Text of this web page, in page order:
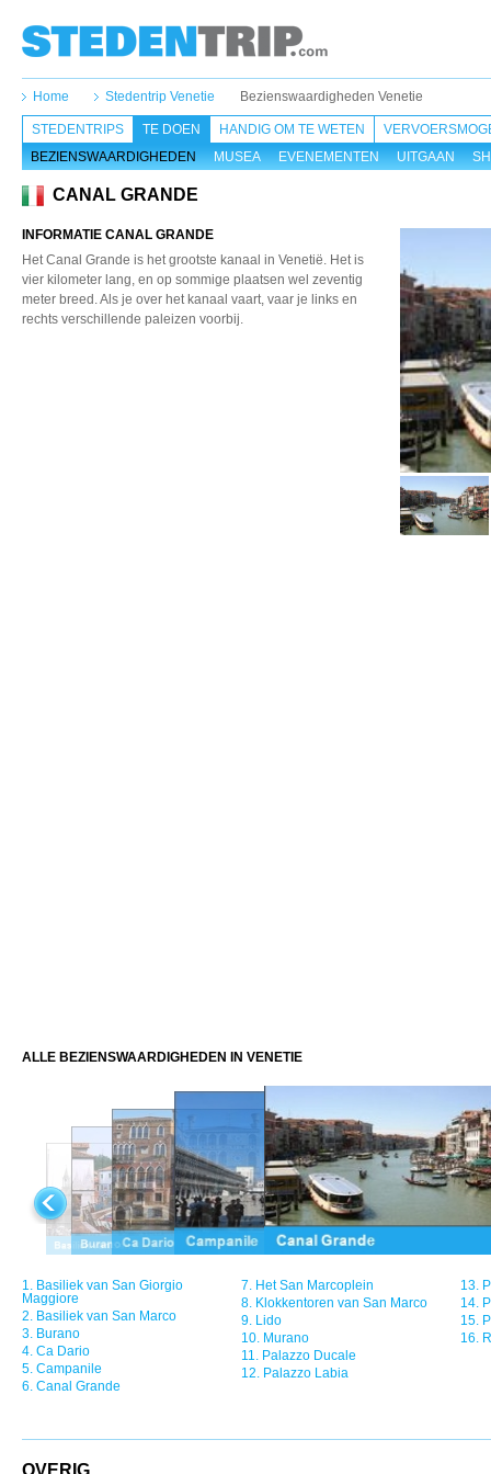
Home Stedentrip Venetie Bezienswaardigheden Venetie
STEDENTRIPS
TE DOEN
BEZIENSWAARDIGHEDEN
MUSEA EVENEMENTEN UITGAAN
HANDIG OM TE WETEN
CANAL GRANDE
INFORMATIE CANAL GRANDE
Het Canal Grande is het grootste kanaal in Venetië. Het is
vier kilometer lang, en op sommige plaatsen wel zeventig
meter breed. Als je over het kanaal vaart, vaar je links en
rechts verschillende paleizen voorbij.
ALLE BEZIENSWAARDIGHEDEN IN VENETIE
1. Basiliek van San Giorgio
Maggiore
2. Basiliek van San Marco
3. Burano
4. Ca Dario
5. Campanile
6. Canal Grande
7. Het San Marcoplein
8. Klokkentoren van San Marco
9. Lido
10. Murano
11. Palazzo Ducale
12. Palazzo Labia
13.
14.
15.
16.
OVERIG